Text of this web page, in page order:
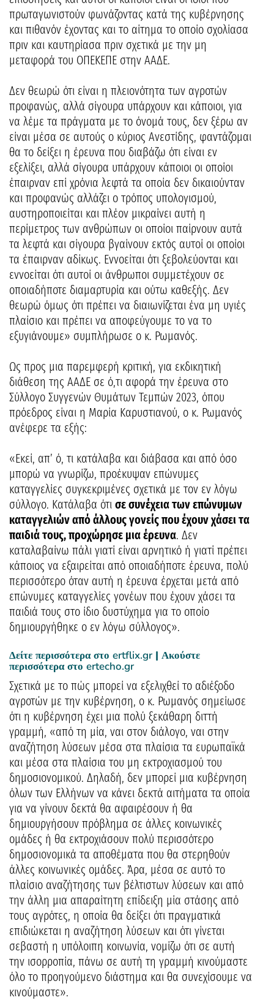
πρωταγωνιστούν φωνάζοντας κατά της κυβέρνησης
και πιθανόν έχοντας και το αίτημα το οποίο σχολίασα
πριν και καυτηρίασα πριν σχετικά με την μη
μεταφορά του ΟΠΕΚΕΠΕ στην ΑΑΔΕ.
Δεν θεωρώ ότι είναι η πλειονότητα των αγροτών
προφανώς, αλλά σίγουρα υπάρχουν και κάποιοι, για
να λέμε τα πράγματα με το όνομά τους, δεν ξέρω αν
είναι μέσα σε αυτούς ο κύριος Ανεστίδης, φαντάζομαι
θα το δείξει η έρευνα που διαβάζω ότι είναι εν
εξελίξει, αλλά σίγουρα υπάρχουν κάποιοι οι οποίοι
έπαιρναν επί χρόνια λεφτά τα οποία δεν δικαιούνταν
και προφανώς αλλάζει ο τρόπος υπολογισμού,
αυστηροποιείται και πλέον μικραίνει αυτή η
περίμετρος των ανθρώπων οι οποίοι παίρνουν αυτά
τα λεφτά και σίγουρα βγαίνουν εκτός αυτοί οι οποίοι
τα έπαιρναν αδίκως. Εννοείται ότι ξεβολεύονται και
εννοείται ότι αυτοί οι άνθρωποι συμμετέχουν σε
οποιαδήποτε διαμαρτυρία και ούτω καθεξής. Δεν
θεωρώ όμως ότι πρέπει να διαιωνίζεται ένα μη υγιές
πλαίσιο και πρέπει να αποφεύγουμε το να το
εξυγιάνουμε» συμπλήρωσε ο κ. Ρωμανός.
Ως προς μια παρεμφερή κριτική, για εκδικητική
διάθεση της ΑΑΔΕ σε ό,τι αφορά την έρευνα στο
Σύλλογο Συγγενών Θυμάτων Τεμπών 2023, όπου
πρόεδρος είναι η Μαρία Καρυστιανού, ο κ. Ρωμανός
ανέφερε τα εξής:
«Εκεί, απ’ ό, τι κατάλαβα και διάβασα και από όσο
μπορώ να γνωρίζω, προέκυψαν επώνυμες
καταγγελίες συγκεκριμένες σχετικά με τον εν λόγω
σύλλογο. Κατάλαβα ότι σε συνέχεια των επώνυμων
καταγγελιών από άλλους γονείς που έχουν χάσει τα
παιδιά τους, προχώρησε μια έρευνα. Δεν
καταλαβαίνω πάλι γιατί είναι αρνητικό ή γιατί πρέπει
κάποιος να εξαιρείται από οποιαδήποτε έρευνα, πολύ
περισσότερο όταν αυτή η έρευνα έρχεται μετά από
επώνυμες καταγγελίες γονέων που έχουν χάσει τα
παιδιά τους στο ίδιο δυστύχημα για το οποίο
δημιουργήθηκε ο εν λόγω σύλλογος».
Δείτε περισσότερα στο ertflix.gr| Ακούστε
περισσότερα στο ertecho.gr
Σχετικά με το πώς μπορεί να εξελιχθεί το αδιέξοδο
αγροτών με την κυβέρνηση, ο κ. Ρωμανός σημείωσε
ότι η κυβέρνηση έχει μια πολύ ξεκάθαρη διττή
γραμμή, «από τη μία, ναι στον διάλογο, ναι στην
αναζήτηση λύσεων μέσα στα πλαίσια τα ευρωπαϊκά
και μέσα στα πλαίσια του μη εκτροχιασμού του
δημοσιονομικού. Δηλαδή, δεν μπορεί μια κυβέρνηση
όλων των Ελλήνων να κάνει δεκτά αιτήματα τα οποία
για να γίνουν δεκτά θα αφαιρέσουν ή θα
δημιουργήσουν πρόβλημα σε άλλες κοινωνικές
ομάδες ή θα εκτροχιάσουν πολύ περισσότερο
δημοσιονομικά τα αποθέματα που θα στερηθούν
άλλες κοινωνικές ομάδες. Άρα, μέσα σε αυτό το
πλαίσιο αναζήτησης των βέλτιστων λύσεων και από
την άλλη μια απαραίτητη επίδειξη μία στάσης από
τους αγρότες, η οποία θα δείξει ότι πραγματικά
επιδιώκεται η αναζήτηση λύσεων και ότι γίνεται
σεβαστή η υπόλοιπη κοινωνία, νομίζω ότι σε αυτή
την ισορροπία, πάνω σε αυτή τη γραμμή κινούμαστε
όλο το προηγούμενο διάστημα και θα συνεχίσουμε να
κινούμαστε».